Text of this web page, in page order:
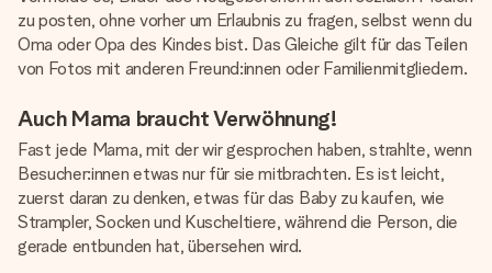
zu posten, ohne vorher um Erlaubnis zu fragen, selbst wenn du
Oma oder Opa des Kindes bist. Das Gleiche gilt für das Teilen
von Fotos mit anderen Freund:innen oder Familienmitgliedern.
Auch Mama braucht Verwöhnung!
Fast jede Mama, mit der wir gesprochen haben, strahlte, wenn
Besucher:innen etwas nur für sie mitbrachten. Es ist leicht,
zuerst daran zu denken, etwas für das Baby zu kaufen, wie
Strampler, Socken und Kuscheltiere, während die Person, die
gerade entbunden hat, übersehen wird.